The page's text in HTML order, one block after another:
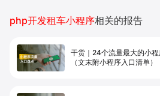
php开发租车小程序相关的报告
干货｜24个流量最大的小
（文末附小程序入口清单）